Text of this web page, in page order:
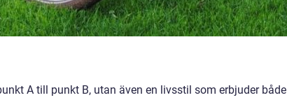
A till punkt B, utan även en livsstil som erbjuder både